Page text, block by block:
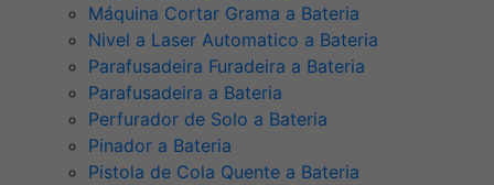
Máquina Cortar Grama a Bateria
Nivel a Laser Automatico a Bateria
Parafusadeira Furadeira a Bateria
Parafusadeira a Bateria
Perfurador de Solo a Bateria
Pinador a Bateria
Pistola de Cola Quente a Bateria